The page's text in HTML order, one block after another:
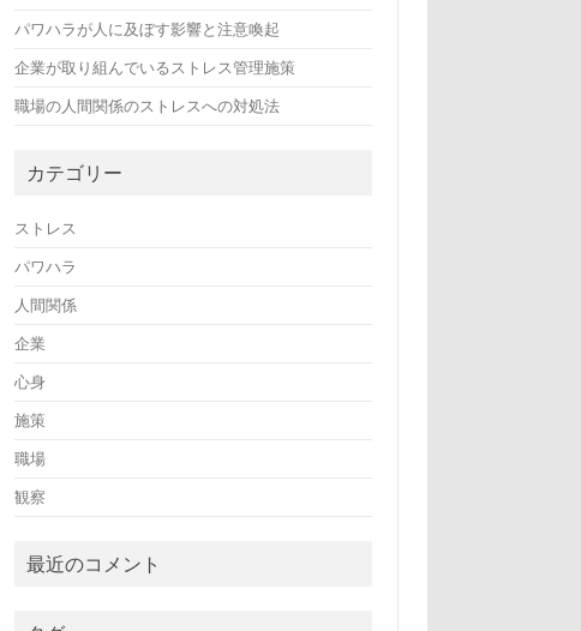
パワハラが人に及ぼす影響と注意喚起
企業が取り組んでいるストレス管理施策
職場の人間関係のストレスへの対処法
カテゴリー
ストレス
パワハラ
人間関係
企業
心身
施策
職場
観察
最近のコメント